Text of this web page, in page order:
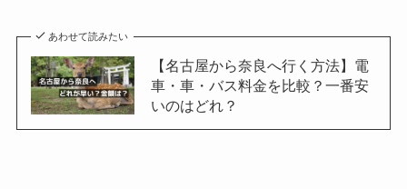
あわせて読みたい
【名古屋から奈良へ行く方法】電
車・車・バス料金を比較？一番安
いのはどれ？